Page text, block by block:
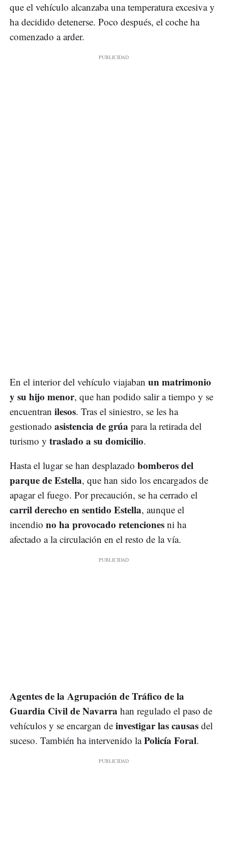
que el vehículo alcanzaba una temperatura excesiva y
ha decidido detenerse. Poco después, el coche ha
comenzado a arder.
En el interior del vehículo viajaban un matrimonio
y su hijo menor, que han podido salir a tiempo y se
encuentran ilesos. Tras el siniestro, se les ha
gestionado asistencia de grúa para la retirada del
turismo y traslado a su domicilio.
Hasta el lugar se han desplazado bomberos del
parque de Estella, que han sido los encargados de
apagar el fuego. Por precaución, se ha cerrado el
carril derecho en sentido Estella, aunque el
incendio no ha provocado retenciones ni ha
afectado a la circulación en el resto de la vía.
Agentes de la Agrupación de Tráfico de la
Guardia Civil de Navarra han regulado el paso de
vehículos y se encargan de investigar las causas del
suceso. También ha intervenido laPolicía Foral.